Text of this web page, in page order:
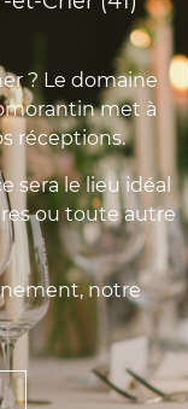
? Le domaine
met à
réceptions.
sera le lieu idéal
ou toute autre
notre